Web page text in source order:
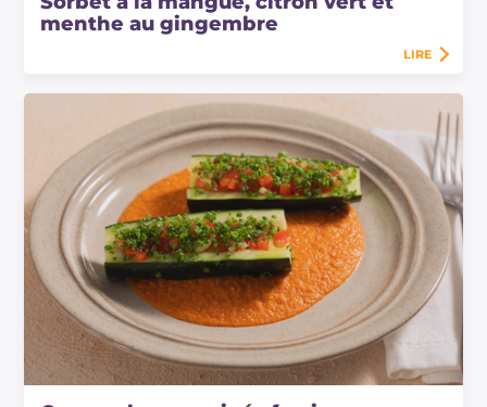
menthe au gingembre
LIRE